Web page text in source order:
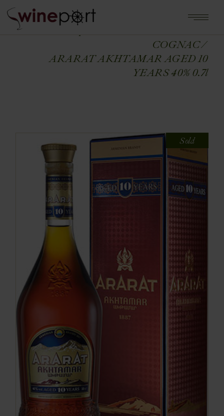
COGNAC
ARARAT AKHTAMAR AGED 10
YEARS 40% 0.7l
Sold